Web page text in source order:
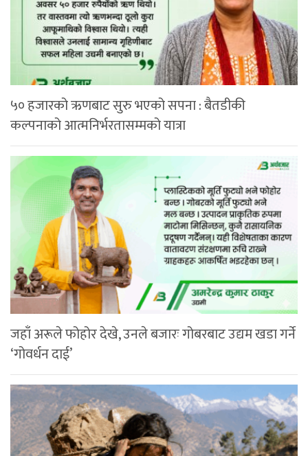
५० हजारको ऋणबाट सुरु भएको सपना : बैतडीकी
कल्पनाको आत्मनिर्भरतासम्मको यात्रा
जहाँ अरूले फोहोर देखे, उनले बजारः गोबरबाट उद्यम खडा गर्ने
‘गोवर्धन दाई’